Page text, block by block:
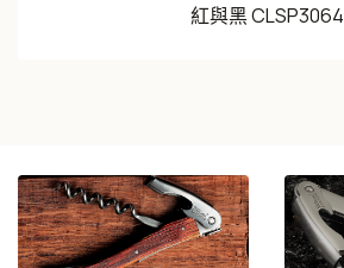
紅與黑 CLSP3064